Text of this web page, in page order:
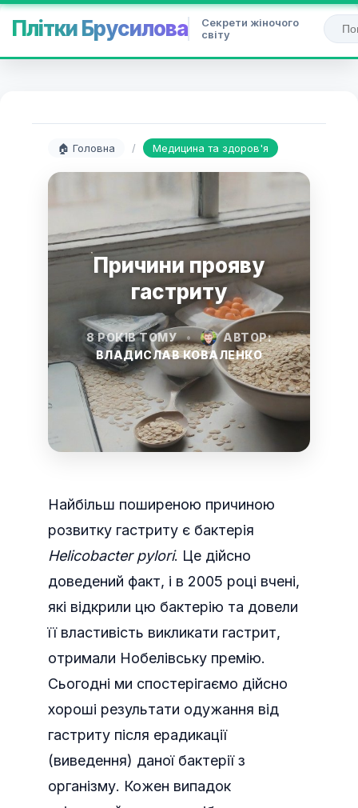
Плітки Брусилова
Секрети жіночого
світу
🏠 Головна / Медицина та здоров'я
Причини прояву
гастриту
8 РОКІВ ТОМУ •
АВТОР:
ВЛАДИСЛАВ КОВАЛЕНКО
Найбільш поширеною причиною
розвитку гастриту є бактерія
Helicobacter pylori. Це дійсно
доведений факт, і в 2005 році вчені,
які відкрили цю бактерію та довели
її властивість викликати гастрит,
отримали Нобелівську премію.
Сьогодні ми спостерігаємо дійсно
хороші результати одужання від
гастриту після ерадикації
(виведення) даної бактерії з
організму. Кожен випадок